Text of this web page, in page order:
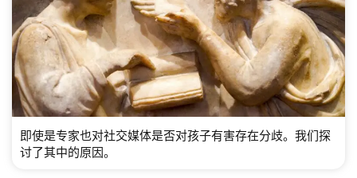
即使是专家也对社交媒体是否对孩子有害存在分歧。我们探
讨了其中的原因。